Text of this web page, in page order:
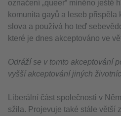
označení „queer“ míněno ještě
komunita gayů a leseb přispěla
slova a používá ho teď
které je dnes akceptováno ve
Odráží se v tomto akceptování
vyšší akceptování jiných
Liberální část společnosti v
sžila. Projevuje také stále větší